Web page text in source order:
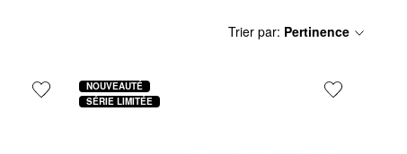
Trier par: Pertinence
NOUVEAUTÉ
SÉRIE LIMITÉE